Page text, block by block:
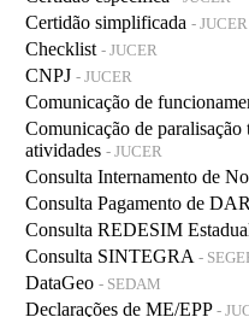
Certidão simplificada - JUCER
Checklist - JUCER
CNPJ - JUCER
Comunicação de
Comunicação de paralisação
atividades - JUCER
Consulta Internamento de
Consulta Pagamento de
Consulta REDESIM
Consulta SINTEGRA -
DataGeo - SEDAM
Declarações de ME/EPP -